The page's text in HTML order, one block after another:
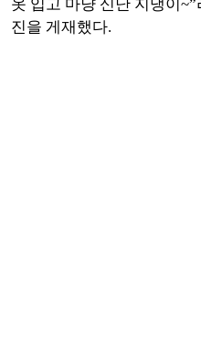
옷 입고 마냥 신난 지댕이
진을 게재했다.